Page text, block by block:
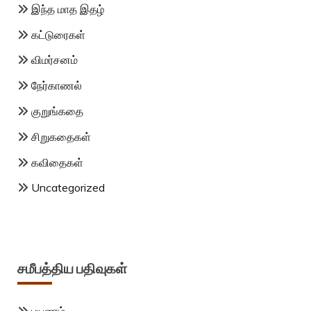
இந்த மாத இதழ்
கட்டுரைகள்
விமர்சனம்
நேர்காணல்
குறுங்கதை
சிறுகதைகள்
கவிதைகள்
Uncategorized
சமீபத்திய பதிவுகள்